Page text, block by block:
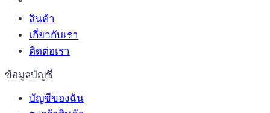
สินค้า
เกี่ยวกับเรา
ติดต่อเรา
ข้อมูลบัญชี
บัญชีของฉัน